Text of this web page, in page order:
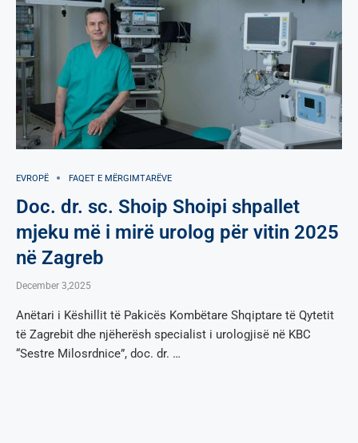
EVROPË FAQET E MËRGIMTARËVE
Doc. dr. sc. Shoip Shoipi shpallet
mjeku më i mirë urolog për vitin 2025
në Zagreb
December 3,2025
Anëtari i Këshillit të Pakicës Kombëtare Shqiptare të Qytetit
të Zagrebit dhe njëherësh specialist i urologjisë në KBC
“Sestre Milosrdnice”, doc. dr. …